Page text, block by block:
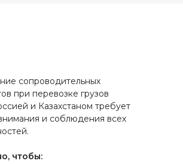
сопроводительных
при перевозке грузов
и Казахстаном требует
и соблюдения всех
чтобы: